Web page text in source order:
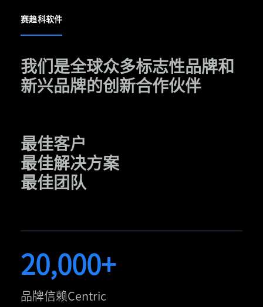
赛趋科软件
我们是全球众多标志性品牌和
新兴品牌的创新合作伙伴
最佳客户
最佳解决方案
最佳团队
20,000+
品牌信赖Centric